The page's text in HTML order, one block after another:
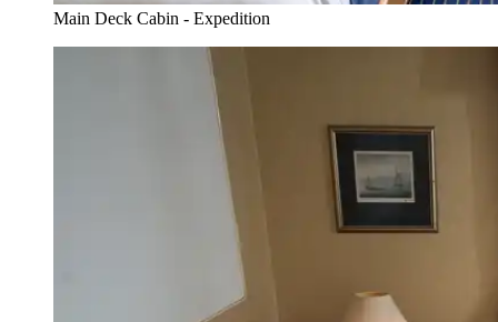
Main Deck Cabin - Expedition